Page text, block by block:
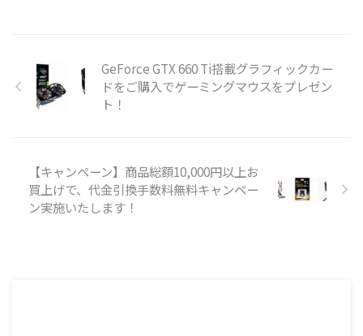
GeForce GTX 660 Ti搭載グラフィックカー
ドをご購入でゲーミングマウスをプレゼン
ト！
【キャンペーン】商品総額10,000円以上お
買上げで、代金引換手数料無料キャンペー
ン実施いたします！